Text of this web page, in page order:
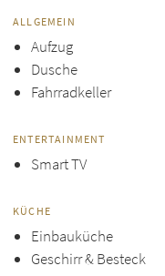
ALLGEMEIN
Aufzug
Dusche
Fahrradkeller
ENTERTAINMENT
Smart TV
KÜCHE
Einbauküche
Geschirr & Besteck